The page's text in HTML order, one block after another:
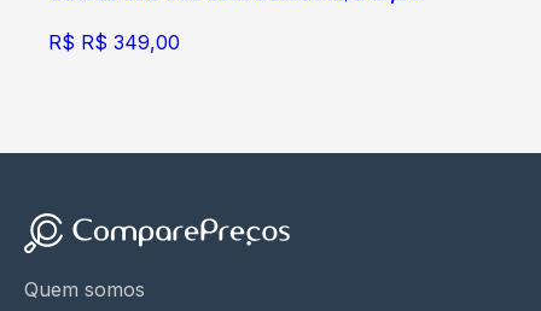
R$ R$ 349,00
Quem somos